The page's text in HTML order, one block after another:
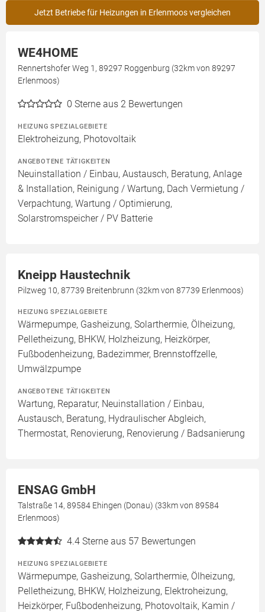
Jetzt Betriebe für Heizungen in Erlenmoos vergleichen
WE4HOME
Rennertshofer Weg 1, 89297 Roggenburg (32km von 89297
Erlenmoos)
0 Sterne aus 2 Bewertungen
HEIZUNG SPEZIALGEBIETE
Elektroheizung, Photovoltaik
ANGEBOTENE TÄTIGKEITEN
Neuinstallation / Einbau, Austausch, Beratung, Anlage
& Installation, Reinigung / Wartung, Dach Vermietung /
Verpachtung, Wartung / Optimierung,
Solarstromspeicher / PV Batterie
Kneipp Haustechnik
Pilzweg 10, 87739 Breitenbrunn (32km von 87739 Erlenmoos)
HEIZUNG SPEZIALGEBIETE
Wärmepumpe, Gasheizung, Solarthermie, Ölheizung,
Pelletheizung, BHKW, Holzheizung, Heizkörper,
Fußbodenheizung, Badezimmer, Brennstoffzelle,
Umwälzpumpe
ANGEBOTENE TÄTIGKEITEN
Wartung, Reparatur, Neuinstallation / Einbau,
Austausch, Beratung, Hydraulischer Abgleich,
Thermostat, Renovierung, Renovierung / Badsanierung
ENSAG GmbH
Talstraße 14, 89584 Ehingen (Donau) (33km von 89584
Erlenmoos)
4.4 Sterne aus 57 Bewertungen
HEIZUNG SPEZIALGEBIETE
Wärmepumpe, Gasheizung, Solarthermie, Ölheizung,
Pelletheizung, BHKW, Holzheizung, Elektroheizung,
Heizkörper, Fußbodenheizung, Photovoltaik, Kamin /